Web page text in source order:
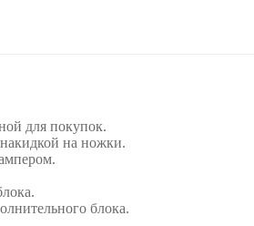
для покупок.
на ножки.
блока.